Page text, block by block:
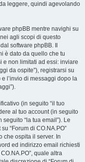
leggere, quindi agevolando
phpBB mentre navighi su
agli scopi di questo
software phpBB. Il
è dato da quello che tu
e non limitati ad essi: inviare
da ospite”), registrarsi su
e l’invio di messaggi dopo la
(in seguito “il tuo
al tuo account (in seguito
“la tua email”). Le
“Forum di CO.NA.PO”
che ospita il server. In
ed indirizzo email richiesti
quale altra